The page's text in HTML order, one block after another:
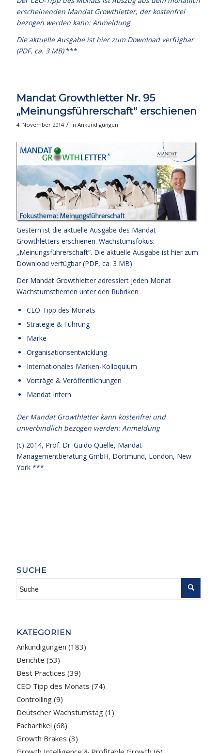
erscheinenden Mandat Growthletter, der kostenfrei
bezogen werden kann:Anmeldung
Die aktuelle Ausgabe ist hier zum Download verfügbar
(PDF, ca. 3 MB)***
Mandat Growthletter Nr. 95
„Meinungsführerschaft“ erschienen
4. November 2014 / in Ankündigungen
Gestern ist die aktuelle Ausgabe des Mandat
Growthletters erschienen. Wachstumsfokus:
„Meinungsführerschaft“. Die aktuelle Ausgabe ist hier zum
Download verfügbar (PDF, ca. 3 MB)
Der Mandat Growthletter adressiert jeden Monat
Wachstumsthemen unter den Rubriken
CEO-Tipp des Monats
Strategie & Führung
Marke
Organisationsentwicklung
Internationales Marken-Kolloquium
Vorträge & Veröffentlichungen
Mandat Intern
Der Mandat Growthletter kann kostenfrei und
unverbindlich bezogen werden:Anmeldung
(c) 2014, Prof. Dr. Guido Quelle, Mandat
Managementberatung GmbH, Dortmund, London, New
York ***
SUCHE
KATEGORIEN
Ankündigungen (183)
Berichte (53)
Best Practices (39)
CEO Tipp des Monats (74)
Controlling(9)
Deutscher Wachstumstag(1)
Fachartikel (68)
Growth Brakes (3)